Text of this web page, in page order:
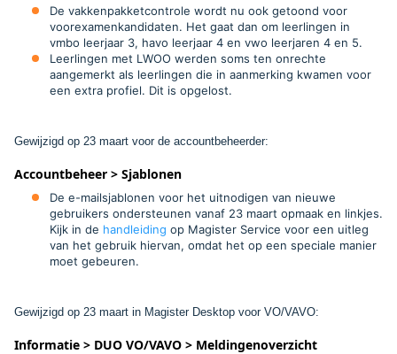
De vakkenpakketcontrole wordt nu ook getoond voor
voorexamenkandidaten. Het gaat dan om leerlingen in
vmbo leerjaar 3, havo leerjaar 4 en vwo leerjaren 4 en 5.
Leerlingen met LWOO werden soms ten onrechte
aangemerkt als leerlingen die in aanmerking kwamen voor
een extra profiel. Dit is opgelost.
Gewijzigd op 23 maart voor de accountbeheerder:
Accountbeheer > Sjablonen
De e-mailsjablonen voor het uitnodigen van nieuwe
gebruikers ondersteunen vanaf 23 maart opmaak en linkjes.
Kijk in de handleiding op Magister Service voor een uitleg
van het gebruik hiervan, omdat het op een speciale manier
moet gebeuren.
Gewijzigd op 23 maart in Magister Desktop voor VO/VAVO:
Informatie > DUO VO/VAVO > Meldingenoverzicht